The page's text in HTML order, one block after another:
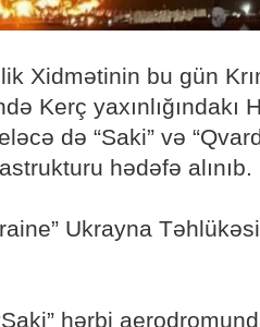
Xidmətinin bu gün
Kerç yaxınlığındakı
də “Saki” və
hədəfə alınıb.
Ukrayna
hərbi